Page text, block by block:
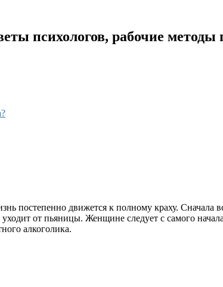
психологов, рабочие методы
постепенно движется к полному краху. Сначала
от пьяницы. Женщине следует с самого
алкоголика.